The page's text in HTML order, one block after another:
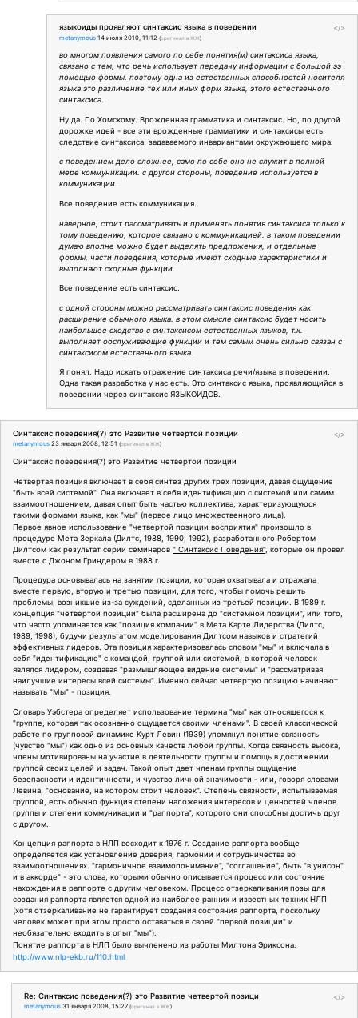
</>
языкоиды проявляют синтаксис языка в поведении
metanymous 14 июля 2010, 11:12 (оригинал в ЖЖ)
во многом появления самого по себе понятия(м) синтаксиса языка,
связано с тем, что речь использует передачу информации с большой ээ
помощью формы. поэтому одна из естественных способностей носителя
языка это различение тех или иных форм языка, этого естественного
синтаксиса.
Ну да. По Хомскому. Врожденная грамматика и синтаксис. Но, по другой
дорожке идей - все эти врожденные грамматики и синтаксисы есть
следствие синтаксиса, задаваемого инвариантами окружающего мира.
с поведением дело сложнее, само по себе оно не служит в полной
мере коммуникации. с другой стороны, поведение используется в
коммуникации.
Все поведение есть коммуникация.
наверное, стоит рассматривать и применять понятия синтаксиса только к
тому поведению, которое связано с коммуникацией. в таком поведении
думаю вполне можно будет выделять предложения, и отдельные
формы, части поведения, которые имеют сходные характеристики и
выполняют сходные функции.
Все поведение есть синтаксис.
с одной стороны можно рассматривать синтаксис поведения как
расширение обычного языка. в этом смысле синтаксис будет носить
наибольшее сходство с синтаксисом естественных языков, т.к.
выполняет обслуживающие функции и тем самым очень сильно связан с
синтаксисом естественного языка.
Я понял. Надо искать отражение синтаксиса речи/языка в поведении.
Одна такая разработка у нас есть. Это синтаксис языка, проявляющийся в
поведении через синтаксис ЯЗЫКОИДОВ.
</>
Синтаксис поведения(?) это Развитие четвертой позиции
metanymous 23 января 2008, 12:51 (оригинал в ЖЖ)
Синтаксис поведения(?) это Развитие четвертой позиции
Четвертая позиция включает в себя синтез других трех позиций, давая ощущение
"быть всей системой". Она включает в себя идентификацию с системой или самим
взаимоотношением, давая опыт быть частью коллектива, характеризующуюся
такими формами языка, как "мы" (первое лицо множественного лица).
Первое явное использование "четвертой позиции восприятия" произошло в
процедуре Мета Зеркала (Дилтс, 1988, 1990, 1992), разработанного Робертом
Дилтсом как результат серии семинаров " Синтаксис Поведения", которые он провел
вместе с Джоном Гриндером в 1988 г.
Процедура основывалась на занятии позиции, которая охватывала и отражала
вместе первую, вторую и третью позиции, для того, чтобы помочь решить
проблемы, возникшие из-за суждений, сделанных из третьей позиции. В 1989 г.
концепция "четвертой позиции" была расширена до "системной позиции", или того,
что часто упоминается как "позиция компании" в Мета Карте Лидерства (Дилтс,
1989, 1998), будучи результатом моделирования Дилтсом навыков и стратегий
эффективных лидеров. Эта позиция характеризовалась словом "мы" и включала в
себя "идентификацию" с командой, группой или системой, в которой человек
являлся лидером, создавая "размышляющее видение системы" и "рассматривая
наилучшие интересы всей системы". Именно сейчас четвертую позицию начинают
называть "Мы" - позиция.
Словарь Уэбстера определяет использование термина "мы" как относящегося к
"группе, которая так осознанно ощущается своими членами". В своей классической
работе по групповой динамике Курт Левин (1939) упомянул понятие связность
(чувство "мы") как одно из основных качеств любой группы. Когда связность высока,
члены мотивированы на участие в деятельности группы и помощь в достижении
группой своих целей и задач. Такой опыт дает членам группы ощущение
безопасности и идентичности, и чувство личной значимости - или, говоря словами
Левина, "основание, на котором стоит человек". Степень связности, испытываемая
группой, есть обычно функция степени наложения интересов и ценностей членов
группы и степени коммуникации и "раппорта", которого они способны достичь друг
с другом.
Концепция раппорта в НЛП восходит к 1976 г. Создание раппорта вообще
определяется как установление доверия, гармонии и сотрудничества во
взаимоотношениях. "гармоничное взаимопонимание", "соглашение", быть "в унисон"
и в аккорде" - это слова, которыми обычно описывается процесс или состояние
нахождения в раппорте с другим человеком. Процесс отзеркаливания позы для
создания раппорта является одной из наиболее ранних и известных техник НЛП
(хотя отзеркаливание не гарантирует создания состояния раппорта, поскольку
человек может при этом просто оставаться в своей "первой позиции" и
необязательно входить в опыт "мы").
Понятие раппорта в НЛП было вычленено из работы Милтона Эриксона.
http://www.nlp-ekb.ru/110.html
</>
Re: Синтаксис поведения(?) это Развитие четвертой позици
metanymous 31 января 2008, 15:27 (оригинал в ЖЖ)